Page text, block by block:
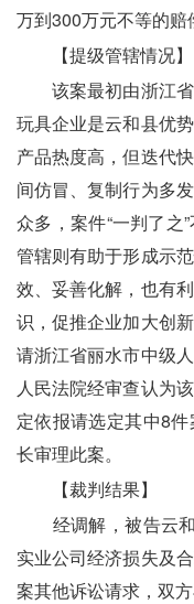
万到300万元不等的赔
【提级管辖情况】
该案最初由浙江省
玩具企业是云和县优
产品热度高，但迭代
间仿冒、复制行为多
众多，案件“一判了之
管辖则有助于形成示
效、妥善化解，也有
识，促推企业加大创
请浙江省丽水市中级
人民法院经审查认为
定依报请选定其中8
长审理此案。
【裁判结果】
经调解，被告云和
实业公司经济损失及
案其他诉讼请求，双